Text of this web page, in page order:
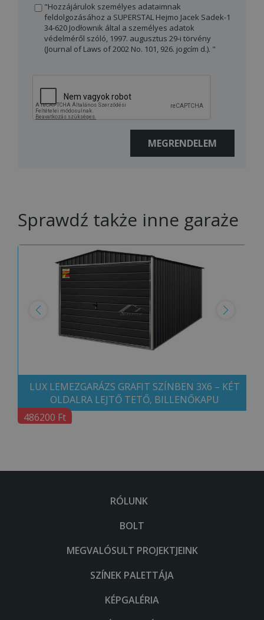
"Hozzájárulok személyes adataimnak
feldolgozásához a SUPERSTAL Hejmo Jacek Sadek-1
34-620 Jodłownik által a személyes adatok
védelméről szóló, 1997. augusztus 29-i törvény
(Journal of Laws of 2002 No. 101, 926. jogcím d.). "
Sprawdź także inne garaże
LUX LEMEZGARÁZS GRAFIT SZÍNBEN 3X6 – KÉT
OLDALRA LEJTŐ TETŐ, BILLENŐKAPU
486200 Ft
RÓLUNK
BOLT
MEGVALÓSULT PROJEKTJEINK
SZÍNEK PALETTÁJA
KÉPGALÉRIA